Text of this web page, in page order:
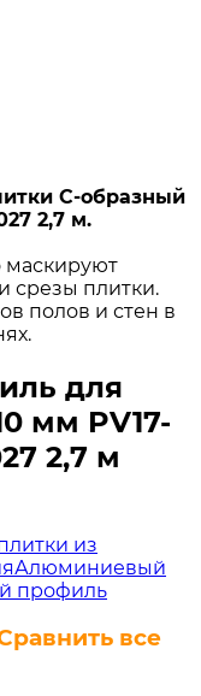
С-образный
2,7 м.
маскируют
срезы плитки.
полов и стен в
для
мм PV17-
2,7 м
из
Алюминиевый
профиль
все